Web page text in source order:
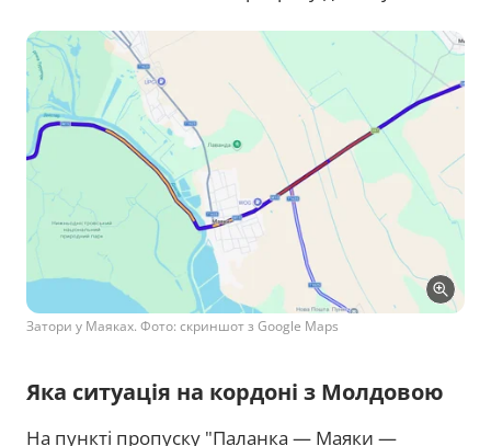
Затори у Маяках. Фото: скриншот з Google Maps
Яка ситуація на кордоні з Молдовою
На пункті пропуску "Паланка — Маяки —